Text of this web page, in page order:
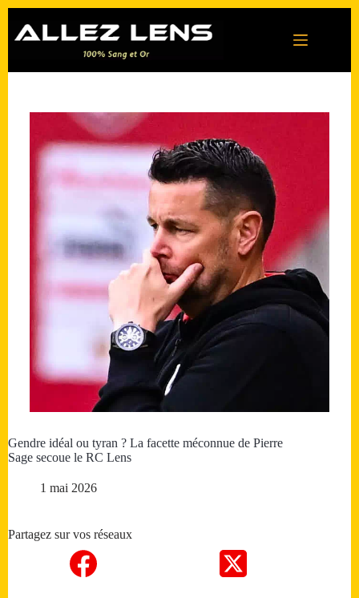
contenu
Gendre idéal ou tyran ? La facette méconnue de Pierre
Sage secoue le RC Lens
1 mai 2026
Partagez sur vos réseaux